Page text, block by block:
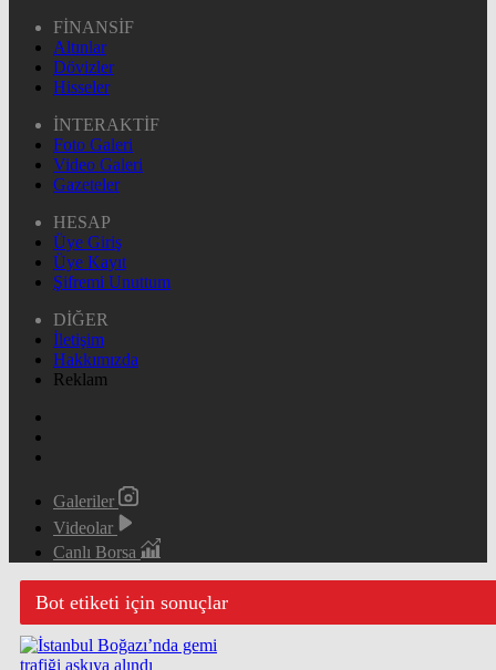
FİNANSİF
Altınlar
Dövizler
Hisseler
İNTERAKTİF
Foto Galeri
Video Galeri
Gazeteler
HESAP
Üye Giriş
Üye Kayıt
Şifremi Unuttum
DİĞER
İletişim
Hakkımızda
Reklam
Galeriler
Videolar
Canlı Borsa
Bot etiketi için sonuçlar